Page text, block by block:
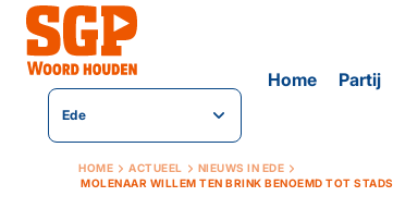
Ede
Home Partij
HOME ACTUEEL
NIEUWS IN EDE
MOLENAAR WILLEM TEN BRINK BENOEMD TOT